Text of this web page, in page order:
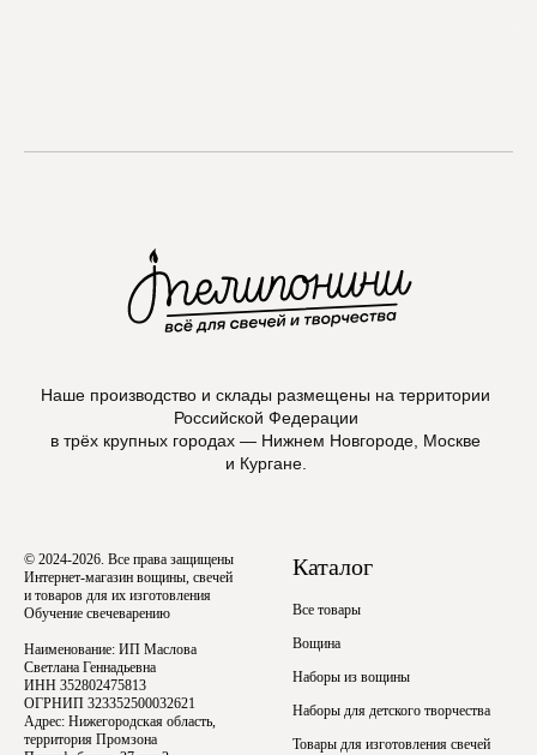
Наше производство и склады размещены на территории
Российской Федерации
в трёх крупных городах — Нижнем Новгороде, Москве
и Кургане.
© 2024-2026. Все права защищены
Интернет-магазин вощины, свечей
и товаров для их изготовления
Обучение свечеварению
Наименование: ИП Маслова
Светлана Геннадьевна
ИНН 352802475813
ОГРНИП 323352500032621
Адрес: Нижегородская область,
территория Промзона
Каталог
Все товары
Вощина
Наборы из вощины
Наборы для детского творчества
Товары для изготовления свечей